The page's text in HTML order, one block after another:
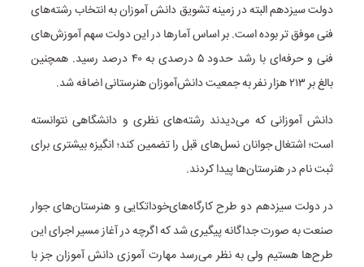
دولت سیزدهم البته در زمینه تشویق دانش آموزان به انتخاب رشته‌های
فنی موفق تر بوده است. بر اساس آمارها در این دولت سهم آموزش‌های
فنی و حرفه‌ای با رشد حدود ۵ درصدی به ۴۰ درصد رسید. همچنین
بالغ بر ۲۱۳ هزار نفر به جمعیت دانش‌آموزان هنرستانی اضافه شد.
دانش آموزانی که می‌دیدند رشته‌های نظری و دانشگاهی نتوانسته
است؛ اشتغال جوانان نسل‌های قبل را تضمین کند؛ انگیزه بیشتری برای
ثبت نام در هنرستان‌ها پیدا کردند.
در دولت سیزدهم دو طرح کارگاه‌های‌خوداتکایی و هنرستان‌های جوار
صنعت به صورت جداگانه پیگیری شد که اگرچه در آغاز مسیر اجرای این
طرح‌ها هستیم ولی به نظر می‌رسد مهارت آموزی دانش آموزان جز با